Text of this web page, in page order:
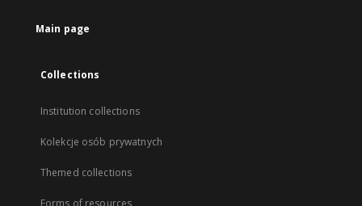
Main page
Collections
Institution collections
Kolekcje osób prywatnych
Themed collections
Forms of resources